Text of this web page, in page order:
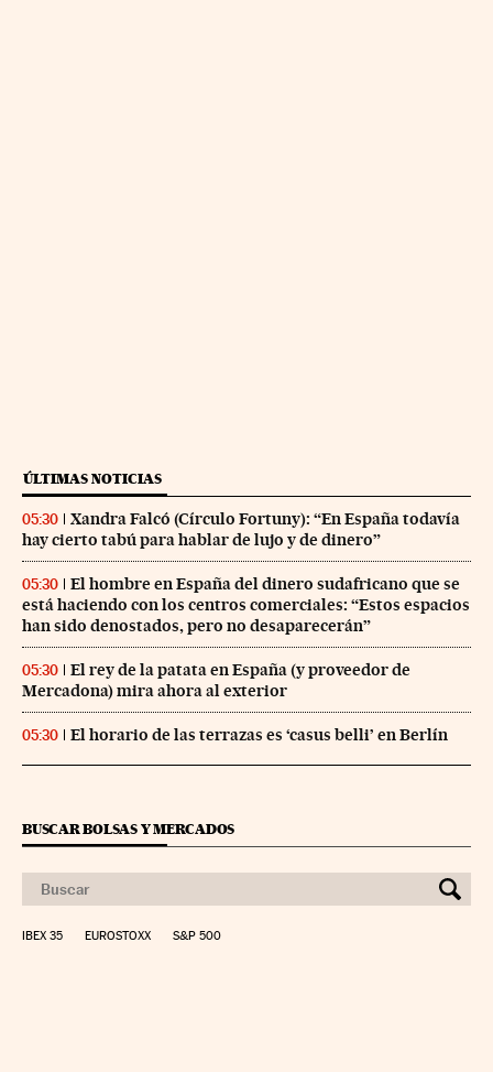
ÚLTIMAS NOTICIAS
05:30
Xandra Falcó (Círculo Fortuny): “En España todavía
hay cierto tabú para hablar de lujo y de dinero”
05:30
El hombre en España del dinero sudafricano que se
está haciendo con los centros comerciales: “Estos espacios
han sido denostados, pero no desaparecerán”
05:30
El rey de la patata en España (y proveedor de
Mercadona) mira ahora al exterior
05:30 El horario de las terrazas es ‘casus belli’ en Berlín
BUSCAR BOLSAS Y MERCADOS
IBEX 35 EUROSTOXX S&P 500